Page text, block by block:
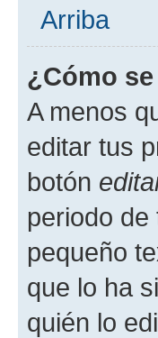
Arriba
¿Cómo
A menos
editar tus
botón
periodo
pequeño
que lo ha
quién lo